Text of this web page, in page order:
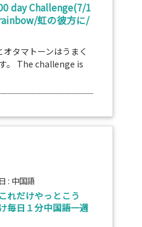
day Challenge(7/1
虹の彼方に/
タマトーンはうまく
。 The challenge is
: 中国語
れだけやっとこう
毎日１分中国語一週